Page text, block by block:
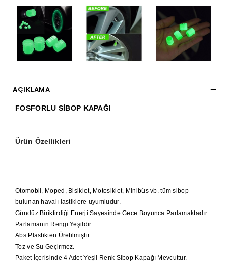
AÇIKLAMA
FOSFORLU SİBOP KAPAĞI
Ürün Özellikleri
Otomobil, Moped, Bisiklet, Motosiklet, Minibüs vb. tüm sibop
bulunan havalı lastiklere uyumludur.
Gündüz Biriktirdiği Enerji Sayesinde Gece Boyunca Parlamaktadır.
Parlamanın Rengi Yeşildir.
Abs Plastikten Üretilmiştir.
Toz ve Su Geçirmez.
Paket İçerisinde 4 Adet Yeşil Renk Sibop Kapağı Mevcuttur.